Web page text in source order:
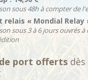
sous 48h à compter de
relais « Mondial Relay
sous 3 à 6 jours ouvrés
port offerts dès